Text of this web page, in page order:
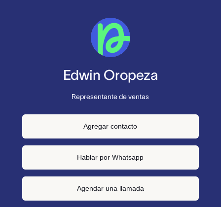
Edwin Oropeza
Representante de ventas
Agregar contacto
Hablar por Whatsapp
Agendar una llamada